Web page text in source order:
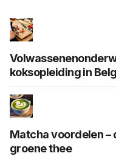
koksopleiding in
Matcha voordelen –
groene thee